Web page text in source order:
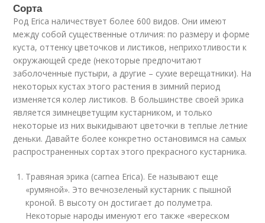
Сорта
Род Erica наличествует более 600 видов. Они имеют
между собой существенные отличия: по размеру и форме
куста, оттенку цветочков и листиков, неприхотливости к
окружающей среде (некоторые предпочитают
заболоченные пустыри, а другие – сухие верещатники). На
некоторых кустах этого растения в зимний период
изменяется колер листиков. В большинстве своей эрика
является зимнецветущим кустарником, и только
некоторые из них выкидывают цветочки в теплые летние
деньки. Давайте более конкретно остановимся на самых
распространенных сортах этого прекрасного кустарника.
Травяная эрика (carnea Еrica). Ее называют еще
«румяной». Это вечнозеленый кустарник с пышной
кроной. В высоту он достигает до полуметра.
Некоторые народы именуют его также «вереском